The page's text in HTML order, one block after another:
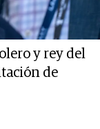
y rey del
de